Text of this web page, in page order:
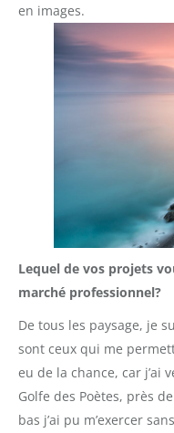
en images.
Lequel de vos projets
marché professionnel?
De tous les paysage, je
sont ceux qui me
eu de la chance, car j’ai
Golfe des Poètes, près
bas j’ai pu m’exercer